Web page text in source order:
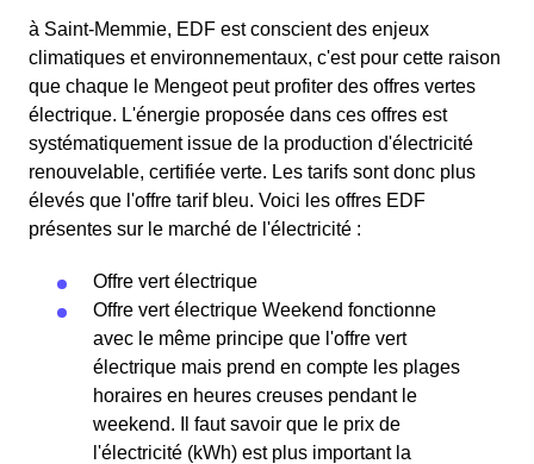
à Saint-Memmie, EDF est conscient des enjeux
climatiques et environnementaux, c'est pour cette raison
que chaque le Mengeot peut profiter des offres vertes
électrique. L'énergie proposée dans ces offres est
systématiquement issue de la production d'électricité
renouvelable, certifiée verte. Les tarifs sont donc plus
élevés que l'offre tarif bleu. Voici les offres EDF
présentes sur le marché de l'électricité :
Offre vert électrique
Offre vert électrique Weekend fonctionne
avec le même principe que l'offre vert
électrique mais prend en compte les plages
horaires en heures creuses pendant le
weekend. Il faut savoir que le prix de
l'électricité (kWh) est plus important la